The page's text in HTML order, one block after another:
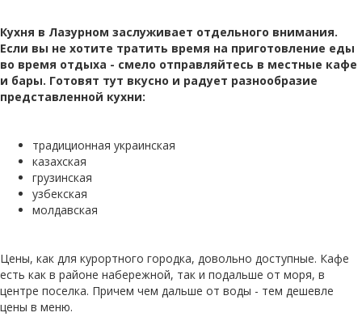
Кухня в Лазурном заслуживает отдельного внимания.
Если вы не хотите тратить время на приготовление еды
во время отдыха - смело отправляйтесь в местные кафе
и бары. Готовят тут вкусно и радует разнообразие
представленной кухни:
традиционная украинская
казахская
грузинская
узбекская
молдавская
Цены, как для курортного городка, довольно доступные. Кафе
есть как в районе набережной, так и подальше от моря, в
центре поселка. Причем чем дальше от воды - тем дешевле
цены в меню.